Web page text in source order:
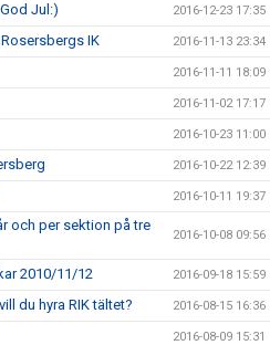
Jul:) 2016-12-23 17:35
IK 2016-11-13 23:34
2016-11-11 18:09
2016-11-02 17:17
2016-10-23 11:00
2016-10-22 12:39
2016-10-11 19:37
och per sektion på tre
2016-10-08 09:56
2010/11/12 2016-09-18 15:59
du hyra RIK tältet? 2016-08-15 16:36
2016-08-09 15:31